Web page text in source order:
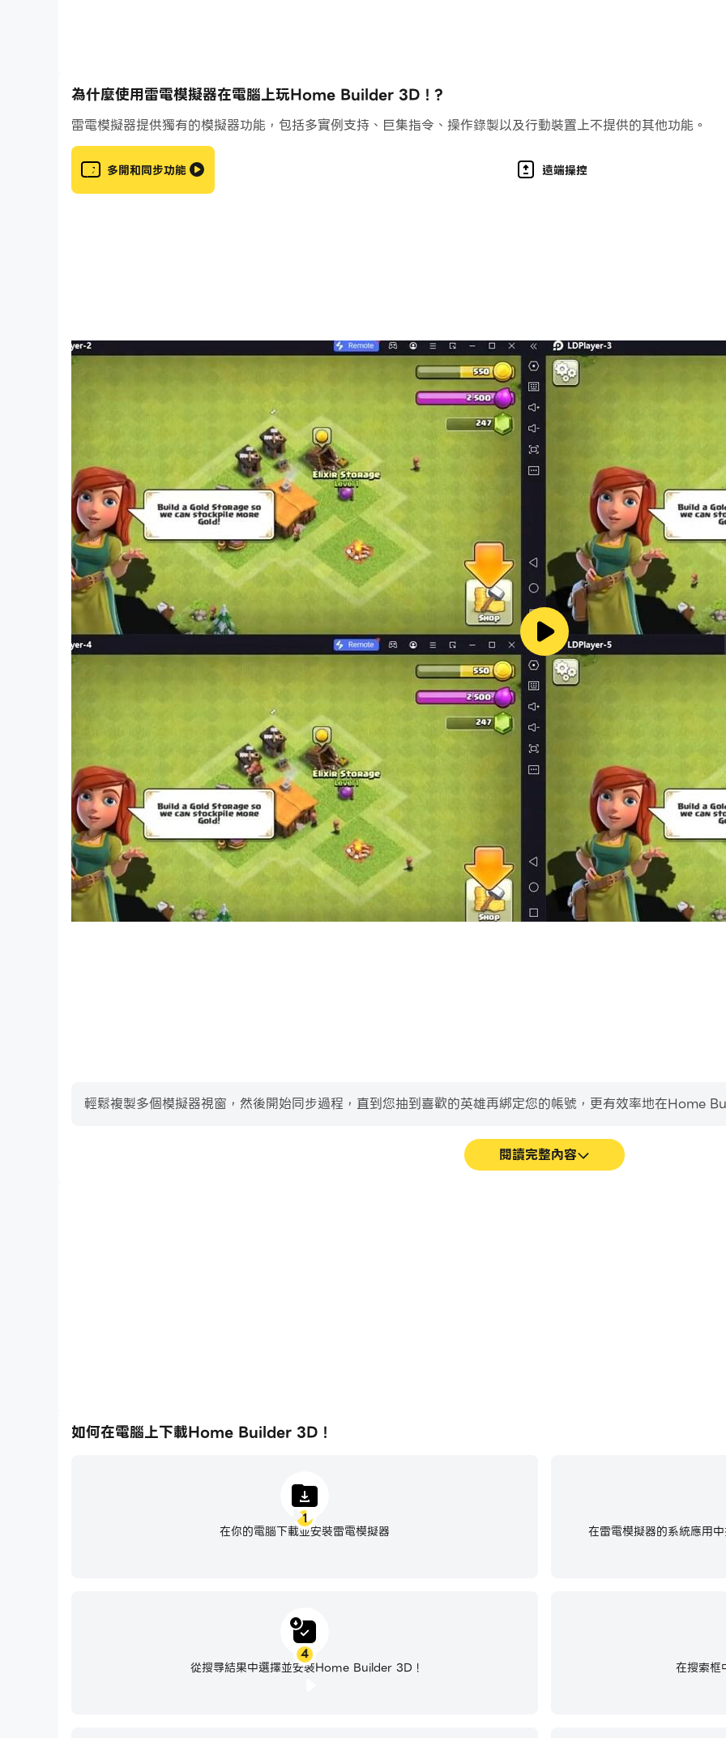
拼盡全力
測量兩次，切割一次
讓它變得完美，從不笨拙
我們建設，我們成長
我們知道的每一個 sim
為什麼使用雷電模擬器在電腦上玩Home Builder 3D ! ?
雷電模擬器提供獨有的模擬器功能，包括多實例支持、巨集指令、操作錄製以及行動裝置上不提供的其他功能。
多開和同步功能 遠端操控
輕鬆複製多個模擬器視窗，然後開始同步過程，直到您抽到喜歡的英雄再綁定您的帳號，更有效率地在Home
閱讀完整內容
如何在電腦上下載Home Builder 3D !
1
在你的電腦下載並安裝雷電模擬器 在雷電模擬器的系統應用
在搜索
4
從搜尋結果中選擇並安裝Home Builder 3D !